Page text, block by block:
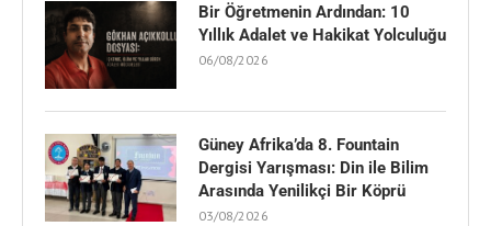
Bir Öğretmenin Ardından: 10
Yıllık Adalet ve Hakikat Yolculuğu
06/08/2026
Güney Afrika’da 8. Fountain
Dergisi Yarışması: Din ile Bilim
Arasında Yenilikçi Bir Köprü
03/08/2026